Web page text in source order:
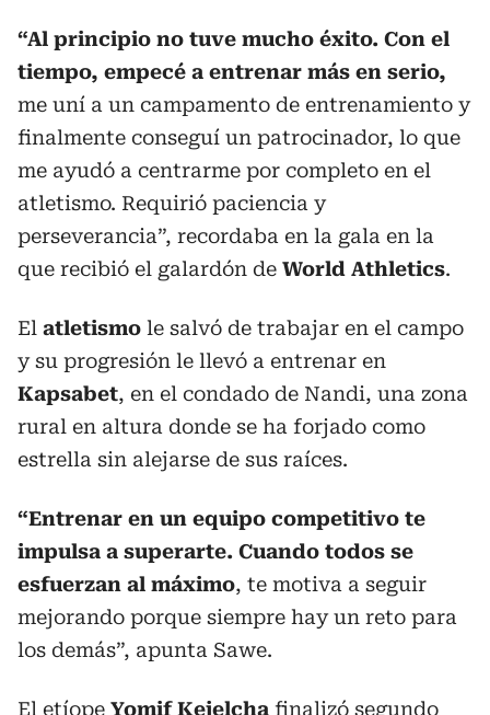
“Al principio no tuve mucho éxito. Con el
tiempo, empecé a entrenar más en serio,
me uní a un campamento de entrenamiento y
finalmente conseguí un patrocinador, lo que
me ayudó a centrarme por completo en el
atletismo. Requirió paciencia y
perseverancia”, recordaba en la gala en la
que recibió el galardón de World Athletics.
El atletismo le salvó de trabajar en el campo
y su progresión le llevó a entrenar en
Kapsabet, en el condado de Nandi, una zona
rural en altura donde se ha forjado como
estrella sin alejarse de sus raíces.
“Entrenar en un equipo competitivo te
impulsa a superarte. Cuando todos se
esfuerzan al máximo, te motiva a seguir
mejorando porque siempre hay un reto para
los demás”, apunta Sawe.
El etíope Yomif Kejelcha finalizó segundo